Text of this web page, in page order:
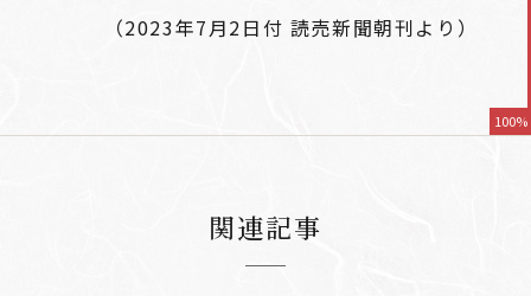
（2023年7月2日付 読売新聞朝刊より）
100%
関連記事